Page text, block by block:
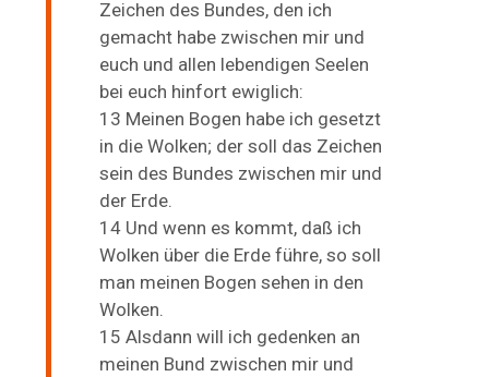
Zeichen des Bundes, den ich
gemacht habe zwischen mir und
euch und allen lebendigen Seelen
bei euch hinfort ewiglich:
13 Meinen Bogen habe ich gesetzt
in die Wolken; der soll das Zeichen
sein des Bundes zwischen mir und
der Erde.
14 Und wenn es kommt, daß ich
Wolken über die Erde führe, so soll
man meinen Bogen sehen in den
Wolken.
15 Alsdann will ich gedenken an
meinen Bund zwischen mir und